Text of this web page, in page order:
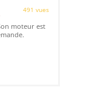
491 vues
moteur est